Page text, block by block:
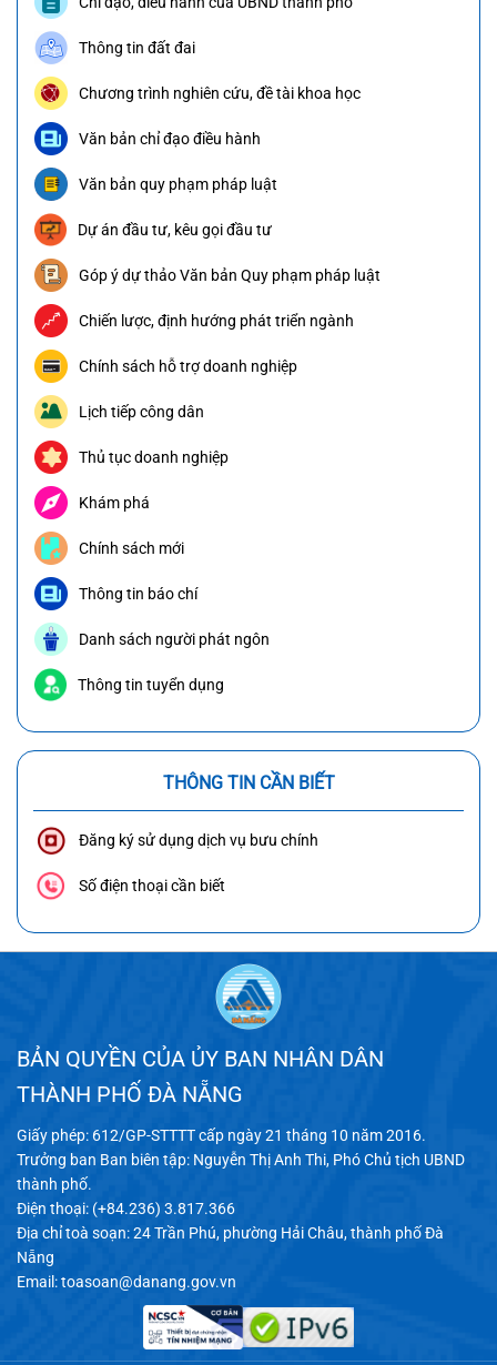
Thông tin đất đai
Chương trình nghiên cứu, đề tài khoa học
Văn bản chỉ đạo điều hành
Văn bản quy phạm pháp luật
Dự án đầu tư, kêu gọi đầu tư
Góp ý dự thảo Văn bản Quy phạm pháp luật
Chiến lược, định hướng phát triển ngành
Chính sách hỗ trợ doanh nghiệp
Lịch tiếp công dân
Thủ tục doanh nghiệp
Khám phá
Chính sách mới
Thông tin báo chí
Danh sách người phát ngôn
Thông tin tuyển dụng
THÔNG TIN CẦN BIẾT
Đăng ký sử dụng dịch vụ bưu chính
Số điện thoại cần biết
BẢN QUYỀN CỦA ỦY BAN NHÂN DÂN
THÀNH PHỐ ĐÀ NẴNG
Giấy phép: 612/GP-STTTT cấp ngày 21 tháng 10 năm 2016.
Trưởng ban Ban biên tập: Nguyễn Thị Anh Thi, Phó Chủ tịch UBND
thành phố.
Điện thoại: (+84.236) 3.817.366
Địa chỉ toà soạn: 24 Trần Phú, phường Hải Châu, thành phố Đà
Nẵng
Email:toasoan@danang.gov.vn